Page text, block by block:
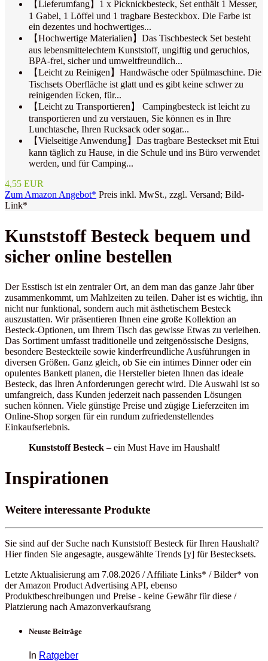
【Lieferumfang】1 x Picknickbesteck, Set enthält 1 Messer,
1 Gabel, 1 Löffel und 1 tragbare Besteckbox. Die Farbe ist
ein dezentes und hochwertiges...
【Hochwertige Materialien】Das Tischbesteck Set besteht
aus lebensmittelechtem Kunststoff, ungiftig und geruchlos,
BPA-frei, sicher und umweltfreundlich...
【Leicht zu Reinigen】Handwäsche oder Spülmaschine. Die
Tischsets Oberfläche ist glatt und es gibt keine schwer zu
reinigenden Ecken, für...
【Leicht zu Transportieren】 Campingbesteck ist leicht zu
transportieren und zu verstauen, Sie können es in Ihre
Lunchtasche, Ihren Rucksack oder sogar...
【Vielseitige Anwendung】Das tragbare Besteckset mit Etui
kann täglich zu Hause, in die Schule und ins Büro verwendet
werden, und für Camping...
4,55 EUR
Zum Amazon Angebot* Preis inkl. MwSt., zzgl. Versand; Bild-
Link*
Kunststoff Besteck bequem und
sicher online bestellen
Der Esstisch ist ein zentraler Ort, an dem man das ganze Jahr über
zusammenkommt, um Mahlzeiten zu teilen. Daher ist es wichtig, ihn
nicht nur funktional, sondern auch mit ästhetischem Besteck
auszustatten. Wir präsentieren Ihnen eine große Kollektion an
Besteck-Optionen, um Ihrem Tisch das gewisse Etwas zu verleihen.
Das Sortiment umfasst traditionelle und zeitgenössische Designs,
besondere Besteckteile sowie kinderfreundliche Ausführungen in
diversen Größen. Ganz gleich, ob Sie ein intimes Dinner oder ein
opulentes Bankett planen, die Hersteller bieten Ihnen das ideale
Besteck, das Ihren Anforderungen gerecht wird. Die Auswahl ist so
umfangreich, dass Kunden jederzeit nach passenden Lösungen
suchen können. Viele günstige Preise und zügige Lieferzeiten im
Online-Shop sorgen für ein rundum zufriedenstellendes
Einkaufserlebnis.
Kunststoff Besteck – ein Must Have im Haushalt!
Inspirationen
Weitere interessante Produkte
Sie sind auf der Suche nach Kunststoff Besteck für Ihren Haushalt?
Hier finden Sie angesagte, ausgewählte Trends [y] für Bestecksets.
Letzte Aktualisierung am 7.08.2026 / Affiliate Links* / Bilder* von
der Amazon Product Advertising API, ebenso
Produktbeschreibungen und Preise - keine Gewähr für diese /
Platzierung nach Amazonverkaufsrang
Neuste Beiträge
In Ratgeber